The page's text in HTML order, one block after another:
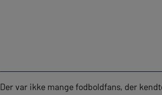
Der var ikke mange fodboldfans, der